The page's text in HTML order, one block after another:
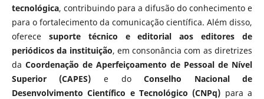
tecnológica, contribuindo para a difusão do conhecimento e
para o fortalecimento da comunicação científica. Além disso,
oferece suporte técnico e editorial aos editores de
periódicos da instituição, em consonância com as diretrizes
da Coordenação de Aperfeiçoamento de Pessoal de Nível
Superior (CAPES) e doConselho Nacional de
Desenvolvimento Científico e Tecnológico (CNPq) para a